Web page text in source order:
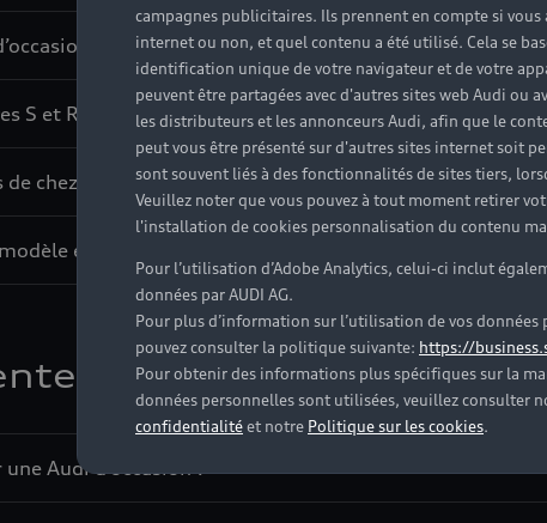
S et RS d’occasion
chez vous
et par ville
sur les Audi
Audi d’occasion ?
campagnes publicitaires. Ils prennent en compte si vous
internet ou non, et quel contenu a été utilisé. Cela se
identification unique de votre navigateur et de votre
peuvent être partagées avec d'autres sites web Audi ou
les distributeurs et les annonceurs Audi, afin que le
peut vous être présenté sur d'autres sites internet soit
sont souvent liés à des fonctionnalités de sites tiers,
Veuillez noter que vous pouvez à tout moment retirer
l'installation de cookies personnalisation du contenu
Pour l’utilisation d’Adobe Analytics, celui-ci inclut
données par AUDI AG.
Pour plus d’information sur l’utilisation de vos données
pouvez consulter la politique suivante: https://
Pour obtenir des informations plus spécifiques sur la
données personnelles sont utilisées, veuillez consulter
confidentialitéet notre Politique sur les cookies.